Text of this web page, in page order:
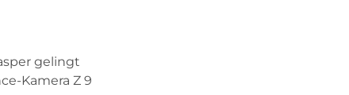
gelingt
Kamera Z 9